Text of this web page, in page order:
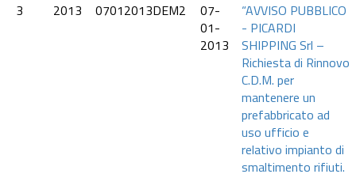
3
2013 07012013DEM2
07-
01-
2013
“AVVISO PUBBLICO
- PICARDI
SHIPPING Srl –
Richiesta di Rinnovo
C.D.M. per
mantenere un
prefabbricato ad
uso ufficio e
relativo impianto di
smaltimento rifiuti.